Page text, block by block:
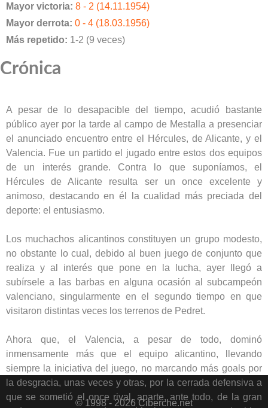
Mayor victoria: 8 - 2 (14.11.1954)
Mayor derrota: 0 - 4 (18.03.1956)
Más repetido: 1-2 (9 veces)
Crónica
A pesar de lo desapacible del tiempo, acudió bastante
público ayer por la tarde al campo de Mestalla a presenciar
el anunciado encuentro entre el Hércules, de Alicante, y el
Valencia. Fue un partido el jugado entre estos dos equipos
de un interés grande. Contra lo que suponíamos, el
Hércules de Alicante resulta ser un once excelente y
animoso, destacando en él la cualidad más preciada del
deporte: el entusiasmo.
Los muchachos alicantinos constituyen un grupo modesto,
no obstante lo cual, debido al buen juego de conjunto que
realiza y al interés que pone en la lucha, ayer llegó a
subírsele a las barbas en alguna ocasión al subcampeón
valenciano, singularmente en el segundo tiempo en que
visitaron distintas veces los terrenos de Pedret.
Ahora que, el Valencia, a pesar de todo, dominó
inmensamente más que el equipo alicantino, llevando
siempre la iniciativa del juego, no marcando más goals por
la desgracia, unas veces y otras, por la cerrada defensiva a
que se sometió el once rival, aparte, ante todo, de la gran
© 1998 - 2026 Ciberche.net